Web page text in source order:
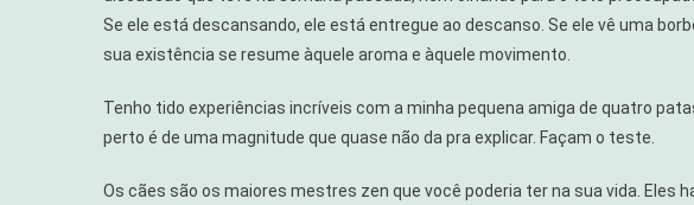
Isso
Te
Se ele está descansando, ele está entregue ao descanso. Se ele vê uma
sua existência se resume àquele aroma e àquele movimento.
Tenho tido experiências incríveis com a minha pequena amiga de quatro
perto é de uma magnitude que quase não da pra explicar. Façam o teste.
Os cães são os maiores mestres zen que você poderia ter na sua vida. Eles